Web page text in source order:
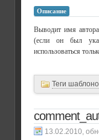
Описание
Выводит имя
(если он был
использоваться
Теги
,